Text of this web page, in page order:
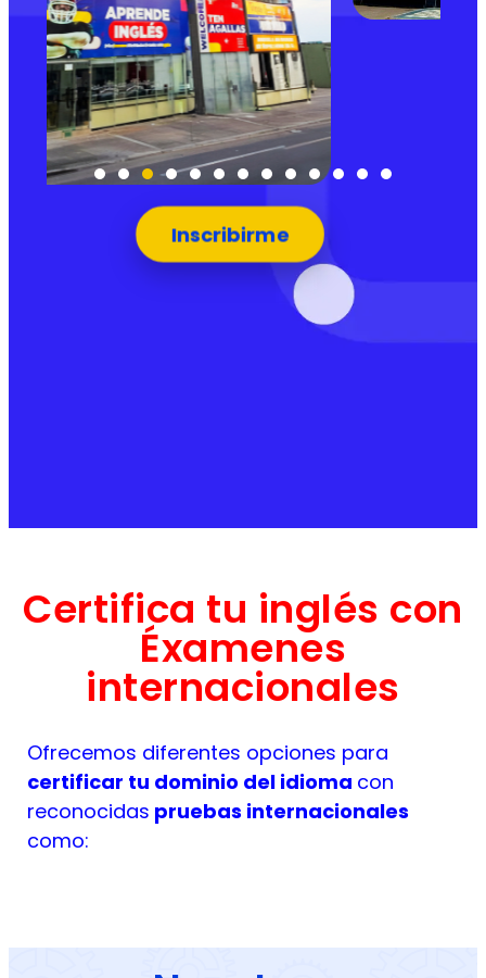
Inscribirme
Certifica tu inglés con
Éxamenes
internacionales
Ofrecemos diferentes opciones para
certificar tu dominio del idioma con
reconocidas pruebas internacionales
como: